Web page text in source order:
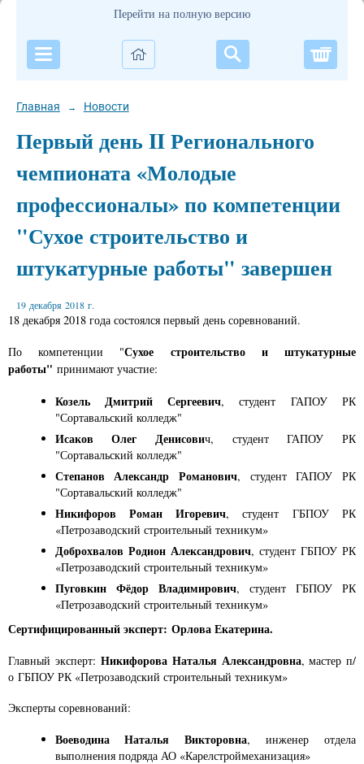
Перейти на полную версию
Главная → Новости
Первый день II Регионального
чемпионата «Молодые
профессионалы» по компетенции
"Сухое строительство и
штукатурные работы" завершен
19 декабря 2018 г.
18 декабря 2018 года состоялся первый день соревнований.
По компетенции "Сухое строительство и штукатурные
работы" принимают участие:
Козель Дмитрий Сергеевич, студент ГАПОУ РК
"Сортавальский колледж"
Исаков Олег Денисович, студент ГАПОУ РК
"Сортавальский колледж"
Степанов Александр Романович, студент ГАПОУ РК
"Сортавальский колледж"
Никифоров Роман Игоревич, студент ГБПОУ РК
«Петрозаводский строительный техникум»
Доброхвалов Родион Александрович, студент ГБПОУ РК
«Петрозаводский строительный техникум»
Пуговкин Фёдор Владимирович, студент ГБПОУ РК
«Петрозаводский строительный техникум»
Сертифицированный эксперт: Орлова Екатерина.
Главный эксперт:Никифорова Наталья Александровна, мастер п/
о ГБПОУ РК «Петрозаводский строительный техникум»
Эксперты соревнований:
Воеводина Наталья Викторовна, инженер отдела
выполнения подряда АО «Карелстроймеханизация»